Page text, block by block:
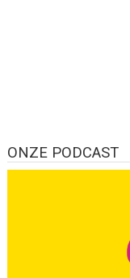
ONZE PODCAST